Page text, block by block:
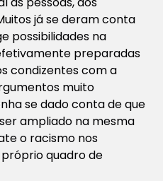
já se deram conta
possibilidades na
preparadas
condizentes com a
muito
se dado conta de que
ampliado na mesma
o racismo nos
quadro de